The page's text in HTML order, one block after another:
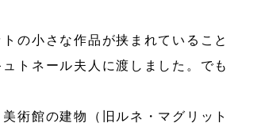
の小さな作品が挟まれていること
トネール夫人に渡しました。でも
術館の建物（旧ルネ・マグリット